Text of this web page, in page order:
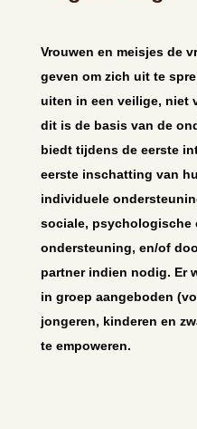
Vrouwen en meisjes de
geven om zich uit te
uiten in een veilige, niet
dit is de basis van de
biedt tijdens de eerste
eerste inschatting van
individuele
sociale, psychologische
ondersteuning, en/of
partner indien nodig. Er
in groep aangeboden
jongeren, kinderen en
te empoweren.